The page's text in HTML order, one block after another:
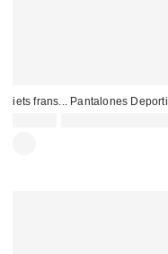
iets frans... Pantalones